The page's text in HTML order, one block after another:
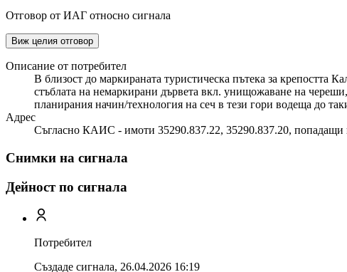
Отговор от ИАГ относно сигнала
Виж целия отговор
Описание от потребител
В близост до маркираната туристическа пътека за крепостта
стъблата на немаркирани дървета вкл. унищожаване на
планирания начин/технология на сеч в тези гори водеща до
Адрес
Съгласно КАИС - имоти 35290.837.22, 35290.837.20, попадащи
Снимки на сигнала
Дейност по сигнала
Потребител
Създаде сигнала, 26.04.2026 16:19